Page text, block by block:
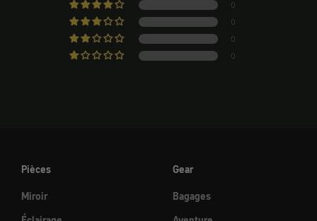
0
0
0
0
Pièces
Miroir
Gear
Bagages